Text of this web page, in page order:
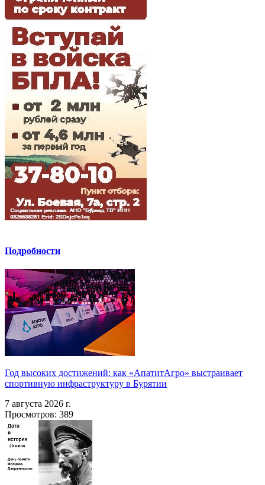
Подробности
Год высоких достижений: как «АпатитАгро» выстраивает
спортивную инфраструктуру в Бурятии
7 августа 2026 г.
Просмотров: 389